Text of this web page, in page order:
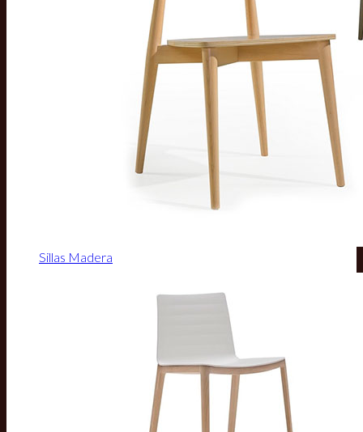
Sillas Madera